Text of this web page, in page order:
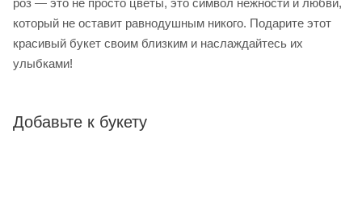
роз — это не просто цветы, это символ нежности и любви,
который не оставит равнодушным никого. Подарите этот
красивый букет своим близким и наслаждайтесь их
улыбками!
Добавьте к букету